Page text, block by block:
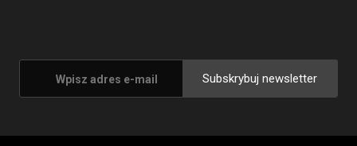
Subskrybuj newsletter